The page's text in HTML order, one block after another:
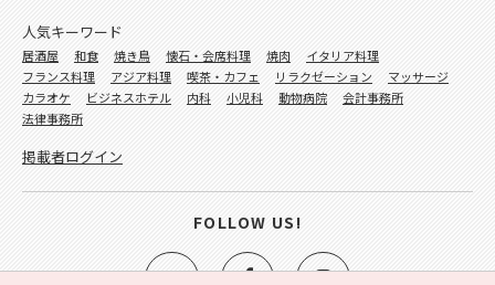
人気キーワード
居酒屋 和食 焼き鳥 懐石・会席料理 焼肉
イタリア料理
フランス料理
アジア料理 喫茶・カフェ リラクゼーション
マッサージ
カラオケ
ビジネスホテル 内科 小児科 動物病院
会計事務所
法律事務所
掲載者ログイン
FOLLOW US!